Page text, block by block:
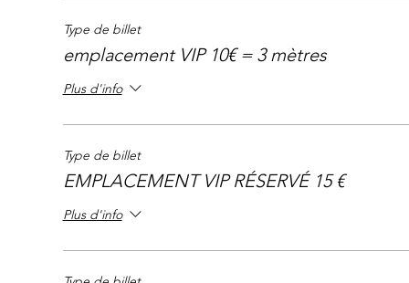
Type de billet
emplacement VIP 10€ = 3 mètres
Plus d'info
Type de billet
EMPLACEMENT VIP RÉSERVÉ 15 €
Plus d'info